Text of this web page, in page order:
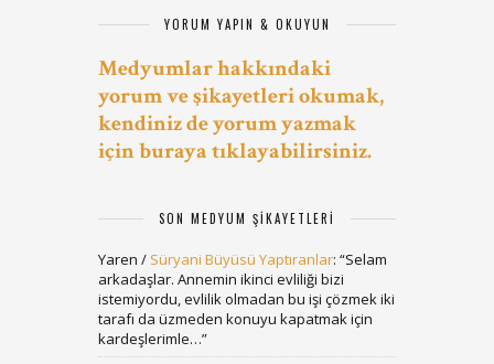
YORUM YAPIN & OKUYUN
Medyumlar hakkındaki
yorum ve şikayetleri okumak,
kendiniz de yorum yazmak
için buraya tıklayabilirsiniz.
SON MEDYUM ŞIKAYETLERI
Yaren / Süryani Büyüsü Yaptıranlar: “Selam
arkadaşlar. Annemin ikinci evliliği bizi
istemiyordu, evlilik olmadan bu işi çözmek iki
tarafı da üzmeden konuyu kapatmak için
kardeşlerimle…”